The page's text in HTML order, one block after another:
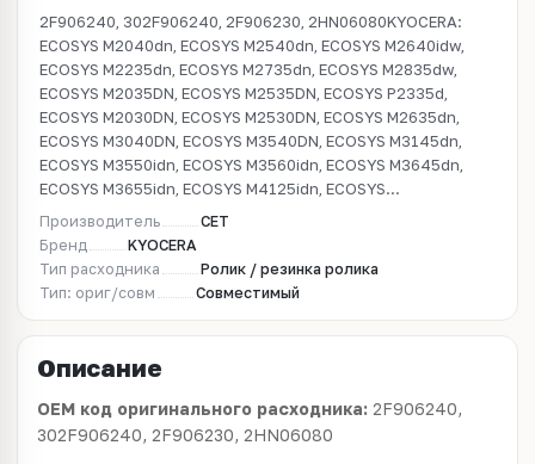
2F906240, 302F906240, 2F906230, 2HN06080KYOCERA:
ECOSYS M2040dn, ECOSYS M2540dn, ECOSYS M2640idw,
ECOSYS M2235dn, ECOSYS M2735dn, ECOSYS M2835dw,
ECOSYS M2035DN, ECOSYS M2535DN, ECOSYS P2335d,
ECOSYS M2030DN, ECOSYS M2530DN, ECOSYS M2635dn,
ECOSYS M3040DN, ECOSYS M3540DN, ECOSYS M3145dn,
ECOSYS M3550idn, ECOSYS M3560idn, ECOSYS M3645dn,
ECOSYS M3655idn, ECOSYS M4125idn, ECOSYS...
Производитель
CET
Бренд
KYOCERA
Тип расходника
Ролик / резинка ролика
Тип: ориг/совм
Совместимый
Описание
OEM код оригинального расходника: 2F906240,
302F906240, 2F906230, 2HN06080